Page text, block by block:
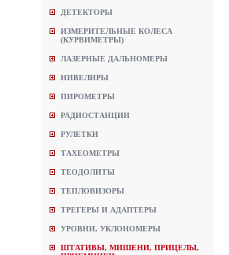
ДЕТЕКТОРЫ
ИЗМЕРИТЕЛЬНЫЕ КОЛЕСА
(КУРВИМЕТРЫ)
ЛАЗЕРНЫЕ ДАЛЬНОМЕРЫ
НИВЕЛИРЫ
ПИРОМЕТРЫ
РАДИОСТАНЦИИ
РУЛЕТКИ
ТАХЕОМЕТРЫ
ТЕОДОЛИТЫ
ТЕПЛОВИЗОРЫ
ТРЕГЕРЫ И АДАПТЕРЫ
УРОВНИ, УКЛОНОМЕРЫ
ШТАТИВЫ, МИШЕНИ, ПРИЦЕЛЫ,